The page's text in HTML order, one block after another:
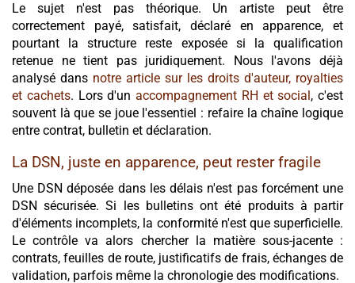
Le sujet n'est pas théorique. Un artiste peut être
correctement payé, satisfait, déclaré en apparence, et
pourtant la structure reste exposée si la qualification
retenue ne tient pas juridiquement. Nous l'avons déjà
analysé dans notre article sur les droits d'auteur, royalties
et cachets. Lors d'un accompagnement RH et social, c'est
souvent là que se joue l'essentiel : refaire la chaîne logique
entre contrat, bulletin et déclaration.
La DSN, juste en apparence, peut rester fragile
Une DSN déposée dans les délais n'est pas forcément une
DSN sécurisée. Si les bulletins ont été produits à partir
d'éléments incomplets, la conformité n'est que superficielle.
Le contrôle va alors chercher la matière sous-jacente :
contrats, feuilles de route, justificatifs de frais, échanges de
validation, parfois même la chronologie des modifications.